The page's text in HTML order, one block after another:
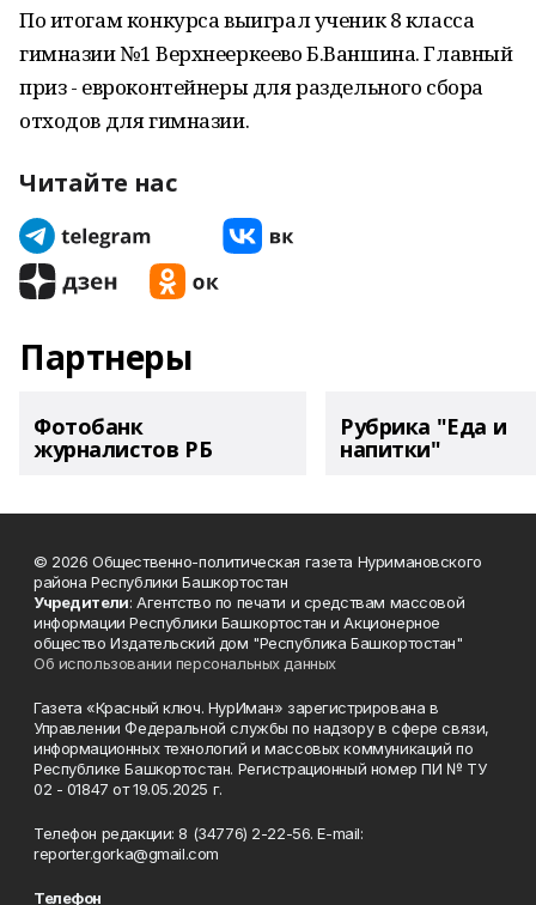
По итогам конкурса выиграл ученик 8 класса
гимназии №1 Верхнееркеево Б.Ваншина. Главный
приз - евроконтейнеры для раздельного сбора
отходов для гимназии.
Читайте нас
Партнеры
Фотобанк
журналистов РБ
Рубрика "Еда и
напитки"
© 2026 Общественно-политическая газета Нуримановского
района Республики Башкортостан
Учредители: Агентство по печати и средствам массовой
информации Республики Башкортостан и Акционерное
общество Издательский дом "Республика Башкортостан"
Об использовании персональных данных
Газета «Красный ключ. НурИман» зарегистрирована в
Управлении Федеральной службы по надзору в сфере связи,
информационных технологий и массовых коммуникаций по
Республике Башкортостан. Регистрационный номер ПИ № ТУ
02 - 01847 от 19.05.2025 г.
Телефон редакции: 8 (34776) 2-22-56. E-mail:
reporter.gorka@gmail.com
Телефон